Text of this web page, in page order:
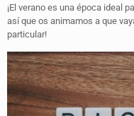
¡El verano es una época ideal
así que os animamos a que
particular!